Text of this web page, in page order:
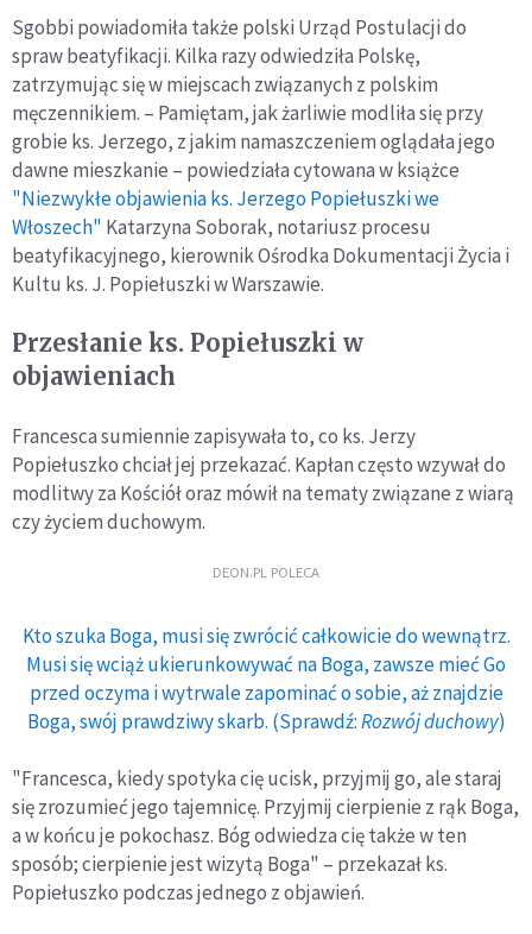
Sgobbi powiadomiła także polski Urząd Postulacji do
spraw beatyfikacji. Kilka razy odwiedziła Polskę,
zatrzymując się w miejscach związanych z polskim
męczennikiem. – Pamiętam, jak żarliwie modliła się przy
grobie ks. Jerzego, z jakim namaszczeniem oglądała jego
dawne mieszkanie – powiedziała cytowana w książce
"Niezwykłe objawienia ks. Jerzego Popiełuszki we
Włoszech" Katarzyna Soborak, notariusz procesu
beatyfikacyjnego, kierownik Ośrodka Dokumentacji Życia i
Kultu ks. J. Popiełuszki w Warszawie.
Przesłanie ks. Popiełuszki w
objawieniach
Francesca sumiennie zapisywała to, co ks. Jerzy
Popiełuszko chciał jej przekazać. Kapłan często wzywał do
modlitwy za Kościół oraz mówił na tematy związane z wiarą
czy życiem duchowym.
DEON.PL POLECA
Kto szuka Boga, musi się zwrócić całkowicie do wewnątrz.
Musi się wciąż ukierunkowywać na Boga, zawsze mieć Go
przed oczyma i wytrwale zapominać o sobie, aż znajdzie
Boga, swój prawdziwy skarb. (Sprawdź:Rozwój duchowy)
"Francesca, kiedy spotyka cię ucisk, przyjmij go, ale staraj
się zrozumieć jego tajemnicę. Przyjmij cierpienie z rąk Boga,
a w końcu je pokochasz. Bóg odwiedza cię także w ten
sposób; cierpienie jest wizytą Boga" – przekazał ks.
Popiełuszko podczas jednego z objawień.